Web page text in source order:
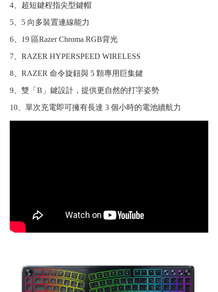
4、超短鍵程指尖型鍵帽
5、5 向多裝置連線能力
6、19 區Razer Chroma RGB背光
7、RAZER HYPERSPEED WIRELESS
8、RAZER 命令旋鈕與 5 顆專用巨集鍵
9、雙「B」鍵設計，提供更自然的打字姿勢
10、單次充電即可擁有長達 3 個小時的電池續航力